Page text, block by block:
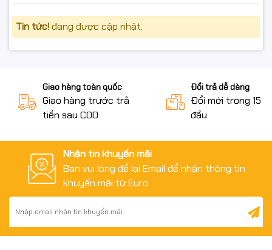
Tin tức!đang được cập nhật.
Giao hàng toàn quốc
Giao hàng trước trả
tiền sau COD
Đổi trả dễ dàng
Đổi mới trong 15
đầu
Nhận tin khuyến mãi
Bạn vui lòng để lại Email để nhận thông tin
khuyến mãi từ Euro